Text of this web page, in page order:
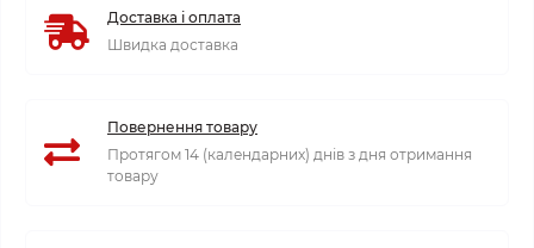
Доставка і оплата
Швидка доставка
Повернення товару
Протягом 14 (календарних) днів з дня отримання
товару